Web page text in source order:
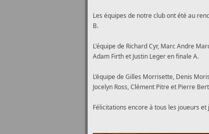
Les équipes de notre club ont été au
B.
L'équipe de Richard Cyr, Marc Andre
Adam Firth et Justin Leger en finale A.
L’équipe de Gilles Morrisette, Denis
Jocelyn Ross, Clément Pitre et Pierre
Félicitations encore à tous les joueurs